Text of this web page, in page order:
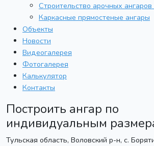
Строительство арочных
Каркасные прямостеные ангары
Объекты
Новости
Видеогалерея
Фотогалерея
Калькулятор
Контакты
Построить ангар по
индивидуальным
Тульская область, Воловский р-н, с.